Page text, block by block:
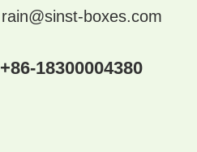
rain@sinst-boxes.com
+86-18300004380